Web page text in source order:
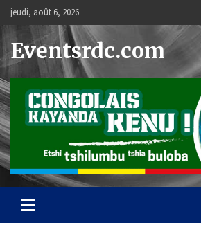
Skip
content
jeudi, août 6, 2026
Eventsrdc.com